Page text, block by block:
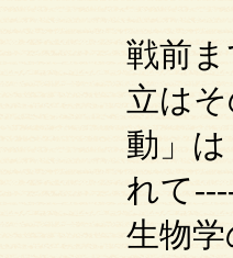
戦前
立は
動」
れて
生物